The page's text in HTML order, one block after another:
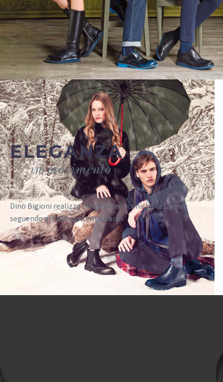
ELEGANZA
in movimento
Dino Bigioni realizza classiche ed iconiche calzature
seguendo gli stili contemporanei